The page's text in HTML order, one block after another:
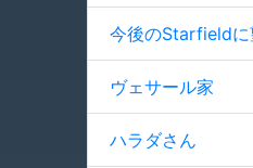
今後のStarfieldに
ヴェサール家
ハラダさん